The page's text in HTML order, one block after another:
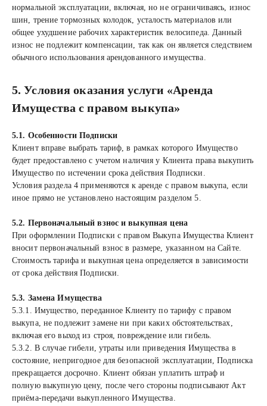
нормальной эксплуатации, включая, но не ограничиваясь, износ
шин, трение тормозных колодок, усталость материалов или
общее ухудшение рабочих характеристик велосипеда. Данный
износ не подлежит компенсации, так как он является следствием
обычного использования арендованного имущества.
5. Условия оказания услуги «Аренда
Имущества с правом выкупа»
5.1. Особенности Подписки
Клиент вправе выбрать тариф, в рамках которого Имущество
будет предоставлено с учетом наличия у Клиента права выкупить
Имущество по истечении срока действия Подписки.
Условия раздела 4 применяются к аренде с правом выкупа, если
иное прямо не установлено настоящим разделом 5.
5.2. Первоначальный взнос и выкупная цена
При оформлении Подписки с правом Выкупа Имущества Клиент
вносит первоначальный взнос в размере, указанном на Сайте.
Стоимость тарифа и выкупная цена определяется в зависимости
от срока действия Подписки.
5.3. Замена Имущества
5.3.1. Имущество, переданное Клиенту по тарифу с правом
выкупа, не подлежит замене ни при каких обстоятельствах,
включая его выход из строя, повреждение или гибель.
5.3.2. В случае гибели, утраты или приведения Имущества в
состояние, непригодное для безопасной эксплуатации, Подписка
прекращается досрочно. Клиент обязан уплатить штраф и
полную выкупную цену, после чего стороны подписывают Акт
приёма-передачи выкупленного Имущества.